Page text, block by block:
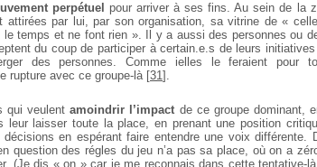
perpétuel pour arriver à ses fins. Au sein de la
attirées par lui, par son organisation, sa vitrine de «
temps et ne font rien ». Il y a aussi des personnes ou
du coup de participer à certain.e.s de leurs
des personnes. Comme ielles le feraient pour
rupture avec ce groupe-là[31] .
qui veulentamoindrir l’impact de ce groupe dominant,
leur laisser toute la place, en prenant une position
en espérant faire entendre une voix différente.
question des régles du jeu n’a pas sa place, où on a
(Je dis « on » car je me reconnais dans cette tentative-